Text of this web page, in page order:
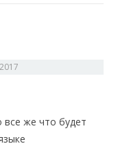
все же что будет